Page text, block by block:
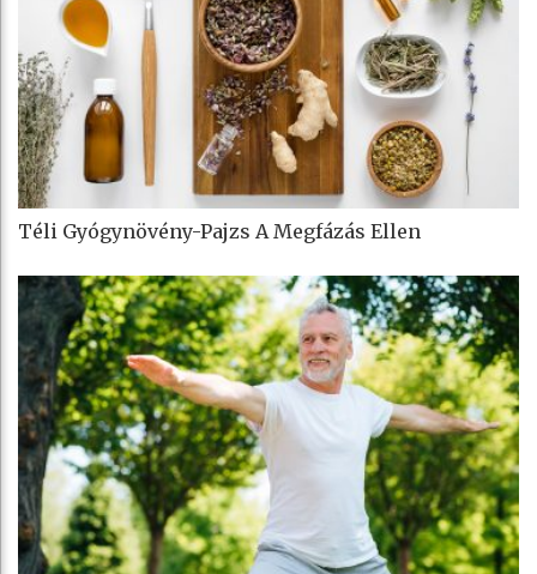
Téli Gyógynövény-Pajzs A Megfázás Ellen